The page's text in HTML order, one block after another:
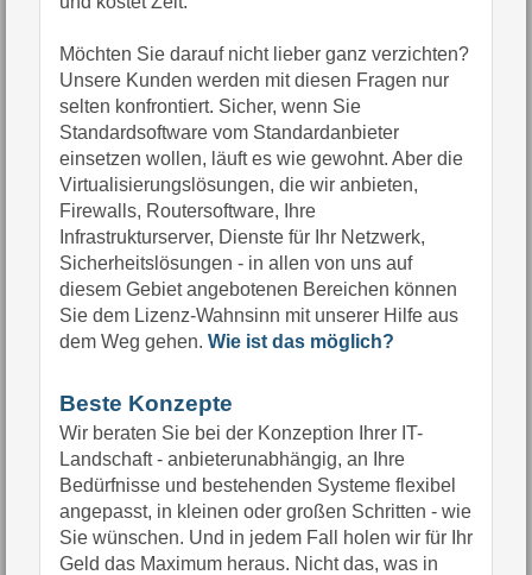
Möchten Sie darauf nicht lieber ganz verzichten?
Unsere Kunden werden mit diesen Fragen nur
selten konfrontiert. Sicher, wenn Sie
Standardsoftware vom Standardanbieter
einsetzen wollen, läuft es wie gewohnt. Aber die
Virtualisierungslösungen, die wir anbieten,
Firewalls, Routersoftware, Ihre
Infrastrukturserver, Dienste für Ihr Netzwerk,
Sicherheitslösungen - in allen von uns auf
diesem Gebiet angebotenen Bereichen können
Sie dem Lizenz-Wahnsinn mit unserer Hilfe aus
dem Weg gehen. Wie ist das möglich?
Beste Konzepte
Wir beraten Sie bei der Konzeption Ihrer IT-
Landschaft - anbieterunabhängig, an Ihre
Bedürfnisse und bestehenden Systeme flexibel
angepasst, in kleinen oder großen Schritten - wie
Sie wünschen. Und in jedem Fall holen wir für Ihr
Geld das Maximum heraus. Nicht das, was in